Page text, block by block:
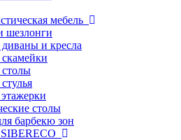
мебель
шезлонги
и кресла
столы
барбекю зон